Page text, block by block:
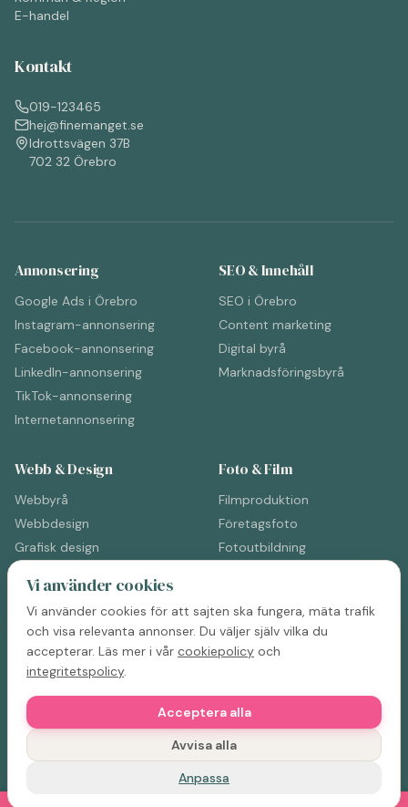
E-handel
Kontakt
019-123465
hej@finemanget.se
Idrottsvägen 37B
702 32 Örebro
Annonsering
Google Ads i Örebro
Instagram-annonsering
Facebook-annonsering
LinkedIn-annonsering
TikTok-annonsering
Internetannonsering
SEO & Innehåll
SEO i Örebro
Content marketing
Digital byrå
Marknadsföringsbyrå
Webb & Design
Webbyrå
Webbdesign
Grafisk design
Kommunikationsbyrå
Sociala medier
Foto & Film
Filmproduktion
Företagsfoto
Fotoutbildning
ps. kaffet är alltid på om du är i Örebro
☕
Mediahuset Finemanget AB. Org.nr 559072-9553.
IntegritetspolicyCookies
Vi använder cookies
Vi använder cookies för att sajten ska fungera, mäta trafik
och visa relevanta annonser. Du väljer själv vilka du
accepterar. Läs mer i vår cookiepolicy och
integritetspolicy.
Anpassa
Avvisa alla
Acceptera alla